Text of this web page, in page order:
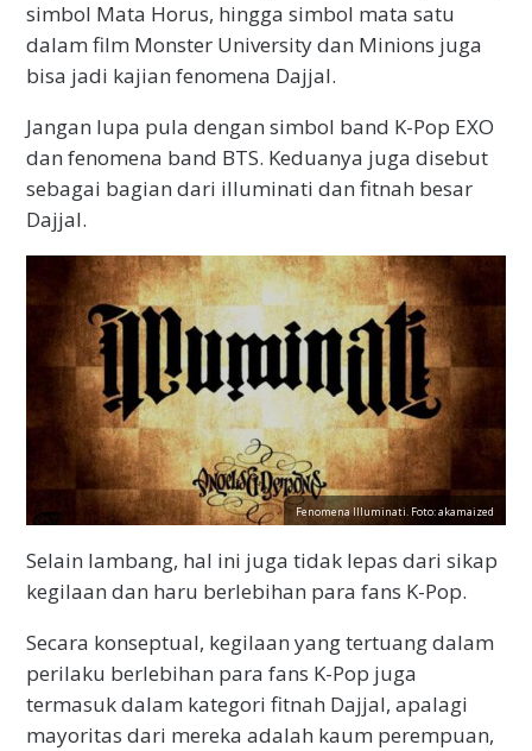
simbol Mata Horus, hingga simbol mata satu
dalam film Monster University dan Minions juga
bisa jadi kajian fenomena Dajjal.
Jangan lupa pula dengan simbol band K-Pop EXO
dan fenomena band BTS. Keduanya juga disebut
sebagai bagian dari illuminati dan fitnah besar
Dajjal.
Fenomena Illuminati. Foto: akamaized
Selain lambang, hal ini juga tidak lepas dari sikap
kegilaan dan haru berlebihan para fans K-Pop.
Secara konseptual, kegilaan yang tertuang dalam
perilaku berlebihan para fans K-Pop juga
termasuk dalam kategori fitnah Dajjal, apalagi
mayoritas dari mereka adalah kaum perempuan,